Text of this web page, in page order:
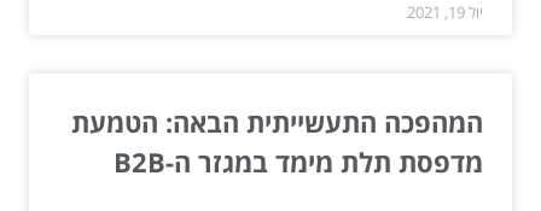
יול 19, 2021
המהפכה התעשייתית הבאה: הטמעת
מדפסת תלת מימד במגזר ה-B2B